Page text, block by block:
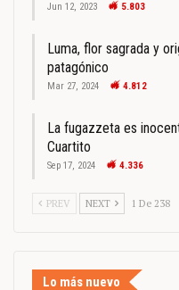
Jun 12, 2023 5.803
Luma, flor sagrada y
patagónico
Mar 27, 2024 4.812
La fugazzeta es
Cuartito
Sep 17, 2024 4.336
PREV NEXT 1 De 238
Lo más nuevo